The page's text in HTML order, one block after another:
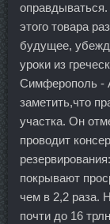
этого товара
будущее,
уроки из
Симферополь -
заметить,что
участка. Он
проводит
покрывают
чем в 2,2 раза.
почти до 16